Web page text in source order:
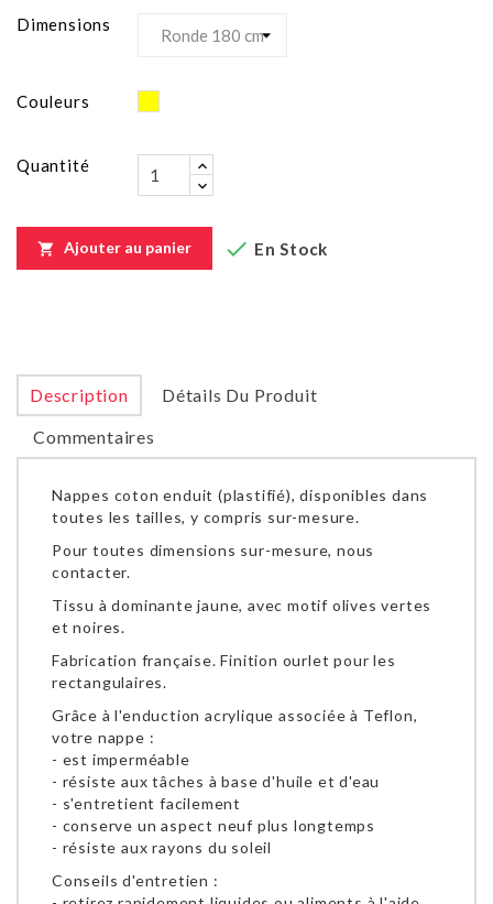
Dimensions
Couleurs Jaune
Quantité
 Ajouter au panier  En Stock
Description
Détails Du Produit
Commentaires
Nappes coton enduit (plastifié), disponibles dans
toutes les tailles, y compris sur-mesure.
Pour toutes dimensions sur-mesure, nous
contacter.
Tissu à dominante jaune, avec motif olives vertes
et noires.
Fabrication française. Finition ourlet pour les
rectangulaires.
Grâce à l'enduction acrylique associée à Teflon,
votre nappe :
- est imperméable
- résiste aux tâches à base d'huile et d'eau
- s'entretient facilement
- conserve un aspect neuf plus longtemps
- résiste aux rayons du soleil
Conseils d'entretien :